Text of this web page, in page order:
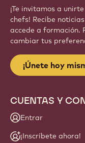
Website
info
NEWSLETTER
¡Te invitamos a